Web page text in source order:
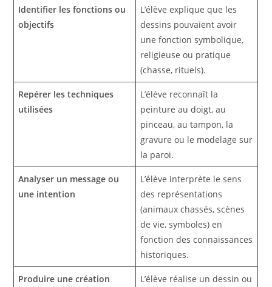
Identifier les fonctions ou
objectifs
L’élève explique que les
dessins pouvaient avoir
une fonction symbolique,
religieuse ou pratique
(chasse, rituels).
Repérer les techniques
utilisées
L’élève reconnaît la
peinture au doigt, au
pinceau, au tampon, la
gravure ou le modelage sur
la paroi.
Analyser un message ou
une intention
L’élève interprète le sens
des représentations
(animaux chassés, scènes
de vie, symboles) en
fonction des connaissances
historiques.
Produire une création
L’élève réalise un dessin ou